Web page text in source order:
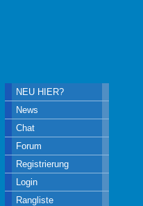
NEU HIER?
News
Chat
Forum
Registrierung
Login
Rangliste